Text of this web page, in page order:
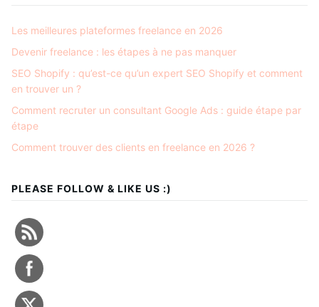
Les meilleures plateformes freelance en 2026
Devenir freelance : les étapes à ne pas manquer
SEO Shopify : qu’est-ce qu’un expert SEO Shopify et comment
en trouver un ?
Comment recruter un consultant Google Ads : guide étape par
étape
Comment trouver des clients en freelance en 2026 ?
PLEASE FOLLOW & LIKE US :)